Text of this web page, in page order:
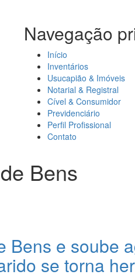
Navegação
Início
Inventários
Usucapião & Imóveis
Notarial & Registral
Cível & Consumidor
Previdenciário
Perfil Profissional
Contato
Bens
Bens e soube
se torna